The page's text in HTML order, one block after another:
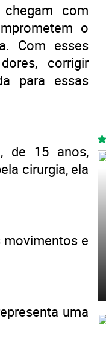
com
o
Com esses
corrigir
para essas
de 15 anos,
cirurgia, ela
movimentos e
uma